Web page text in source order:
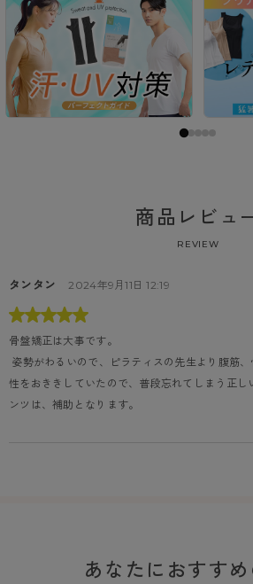
商品レビュ
REVIEW
タンタン 2024年9月11日 12:19
骨盤矯正は大事です。
性をおききしていたので、普段忘れてしまう正し
ンツは、補助となります。
あなたにおすす